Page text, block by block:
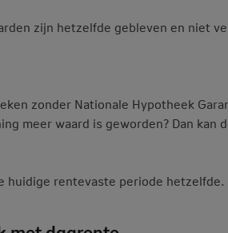
zijn hetzelfde gebleven en niet
zonder Nationale Hypotheek
meer waard is geworden? Dan
huidige rentevaste periode hetzelfde.